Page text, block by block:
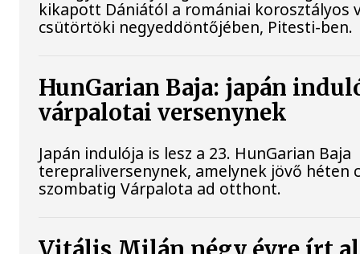
kikapott Dániától a romániai korosztályos
csütörtöki negyeddöntőjében, Pitesti-ben.
HunGarian Baja: japán
várpalotai versenynek
Japán indulója is lesz a 23. HunGarian Baja
terepraliversenynek, amelynek jövő héten
szombatig Várpalota ad otthont.